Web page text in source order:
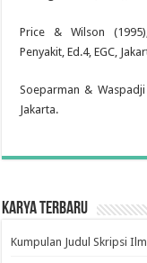
Price & Wilson
Penyakit, Ed.4, EGC,
Soeparman &
Jakarta.
Karya Terbaru
Kumpulan Judul Skripsi